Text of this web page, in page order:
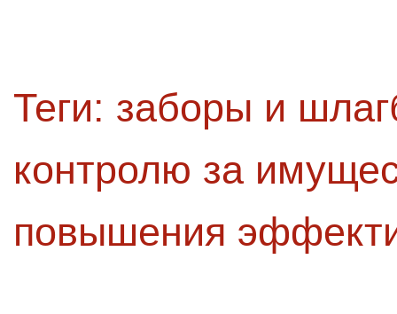
Теги: заборы и
контролю за
повышения